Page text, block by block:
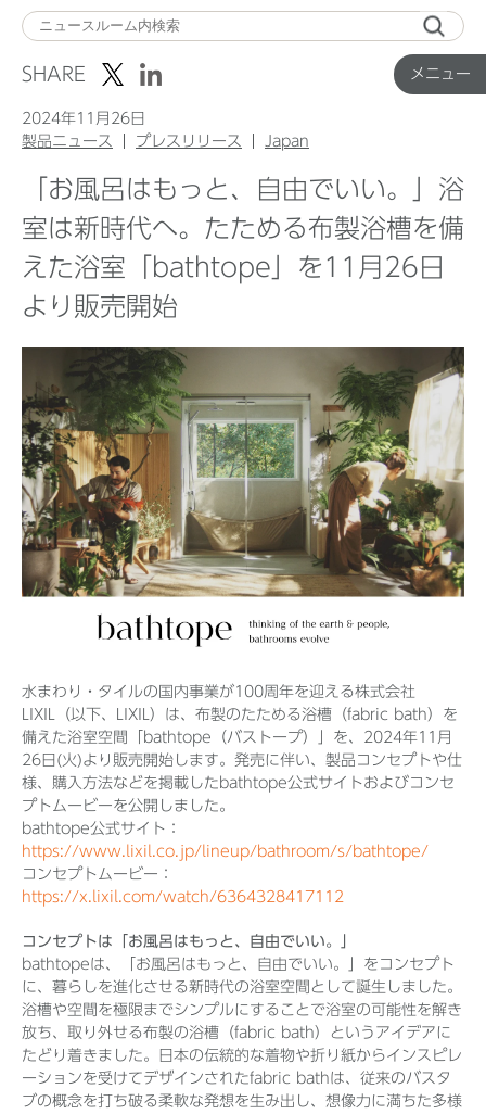
メニュー
ニ
ュ
Top
企業ニュース
グローバル製品ニュース
IR ニュース
Before 2020
企業ニュースアーカイブ
製品ニュースアーカイブ
SHARE
2024年11月26日
製品ニュース
プレスリリース Japan
「お風呂はもっと、自由でいい。」浴
室は新時代へ。たためる布製浴槽を備
えた浴室「bathtope」を11月26日
より販売開始
水まわり・タイルの国内事業が100周年を迎える株式会社
LIXIL（以下、LIXIL）は、布製のたためる浴槽（fabric bath）を
備えた浴室空間「bathtope（バストープ）」を、2024年11月
26日(火)より販売開始します。発売に伴い、製品コンセプトや仕
様、購入方法などを掲載したbathtope公式サイトおよびコンセ
プトムービーを公開しました。
bathtope公式サイト：
https://www.lixil.co.jp/lineup/bathroom/s/bathtope/
コンセプトムービー：
https://x.lixil.com/watch/6364328417112
コンセプトは「お風呂はもっと、自由でいい。」
bathtopeは、「お風呂はもっと、自由でいい。」をコンセプト
に、暮らしを進化させる新時代の浴室空間として誕生しました。
浴槽や空間を極限までシンプルにすることで浴室の可能性を解き
放ち、取り外せる布製の浴槽（fabric bath）というアイデアに
たどり着きました。日本の伝統的な着物や折り紙からインスピレ
ーションを受けてデザインされたfabric bathは、従来のバスタ
ブの概念を打ち破る柔軟な発想を生み出し、想像力に満ちた多様